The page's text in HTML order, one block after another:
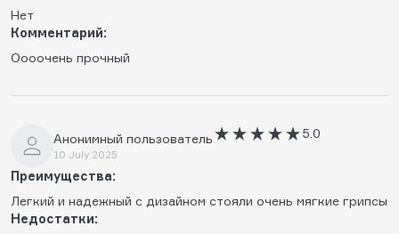
Нет
Комментарий:
Оооочень прочный
Анонимный пользователь
10 July 2025
5.0
Преимущества:
Легкий и надежный с дизайном стояли очень мягкие грипсы
Недостатки: